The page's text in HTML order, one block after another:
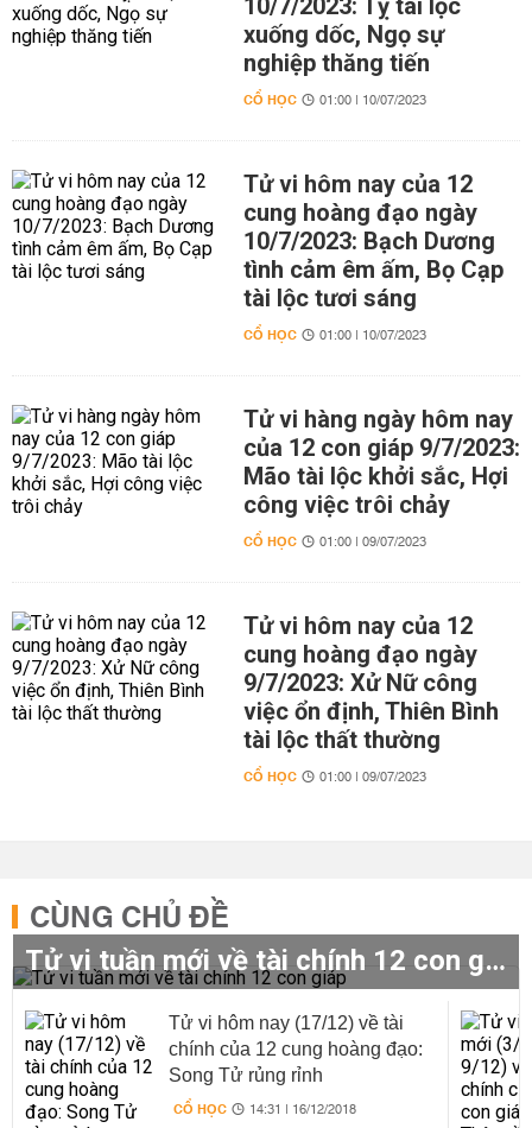
10/7/2023: Tỵ tài lộc
xuống dốc, Ngọ sự
nghiệp thăng tiến
CỔ HỌC 01:00 | 10/07/2023
Tử vi hôm nay của 12
cung hoàng đạo ngày
10/7/2023: Bạch Dương
tình cảm êm ấm, Bọ Cạp
tài lộc tươi sáng
CỔ HỌC 01:00 | 10/07/2023
Tử vi hàng ngày hôm nay
của 12 con giáp 9/7/2023:
Mão tài lộc khởi sắc, Hợi
công việc trôi chảy
CỔ HỌC 01:00 | 09/07/2023
Tử vi hôm nay của 12
cung hoàng đạo ngày
9/7/2023: Xử Nữ công
việc ổn định, Thiên Bình
tài lộc thất thường
CỔ HỌC 01:00 | 09/07/2023
CÙNG CHỦ ĐỀ
Tử vi tuần mới về tài chính 12 con giáp
Tử vi hôm nay (17/12) về tài
chính của 12 cung hoàng đạo:
Song Tử rủng rỉnh
CỔ HỌC 14:31 | 16/12/2018